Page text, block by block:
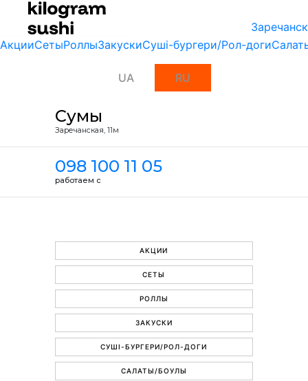
АкцииСетыРоллыЗакускиСуші-бургери/Рол-доги
UA RU
Сумы
Заречанская, 11м
098 100 11 05
работаем с
АКЦИИ
СЕТЫ
РОЛЛЫ
ЗАКУСКИ
СУШІ-БУРГЕРИ/РОЛ-ДОГИ
САЛАТЫ/БОУЛЫ